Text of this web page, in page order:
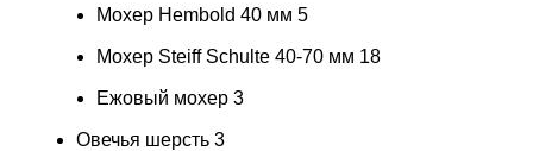
Мохер Hembold 40 мм 5
Мохер Steiff Schulte 40-70 мм 18
Ежовый мохер 3
Овечья шерсть 3